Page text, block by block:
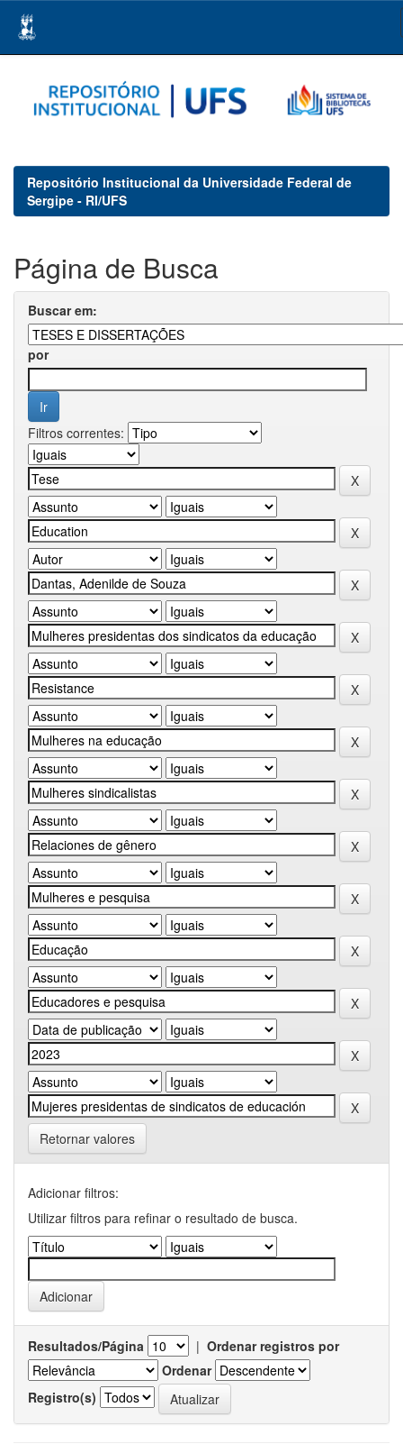
navigation
Repositório Institucional da Universidade Federal de
Sergipe - RI/UFS
Página de Busca
Buscar em:
por
Filtros correntes:
Retornar valores
Adicionar filtros:
Utilizar filtros para refinar o resultado de busca.
Resultados/Página | Ordenar registros por
Ordenar
Registro(s)